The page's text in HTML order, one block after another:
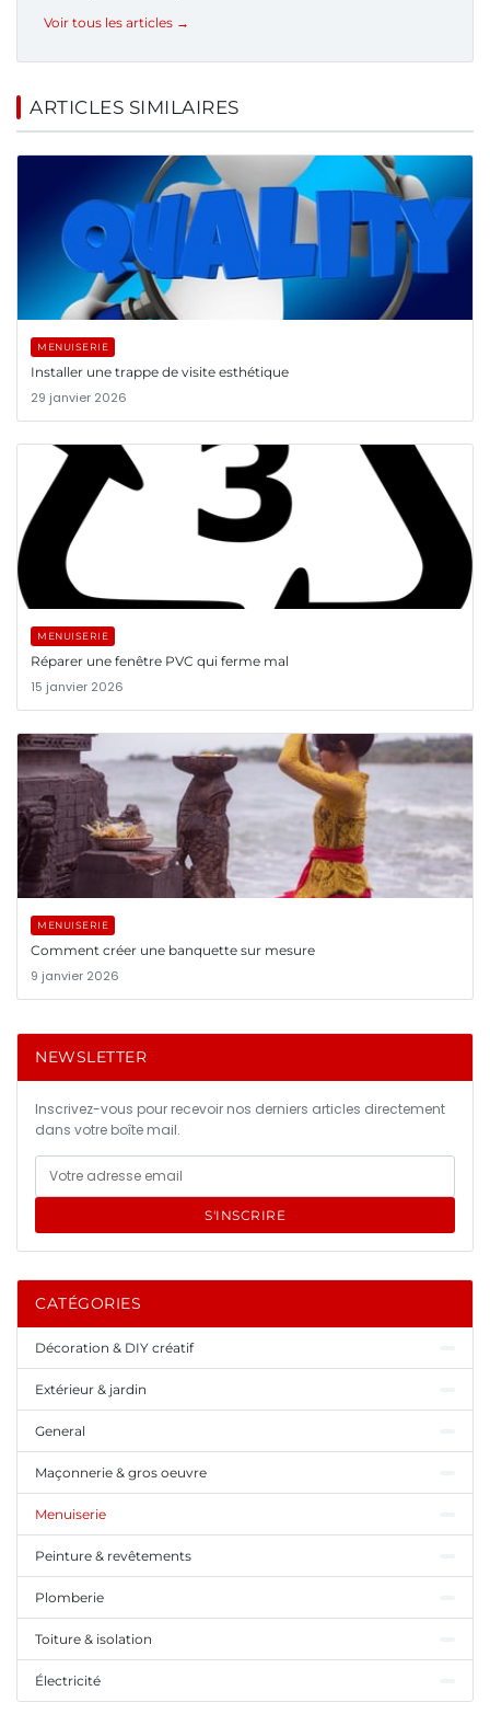
Voir tous les articles →
ARTICLES SIMILAIRES
MENUISERIE
Installer une trappe de visite esthétique
29 janvier 2026
MENUISERIE
Réparer une fenêtre PVC qui ferme mal
15 janvier 2026
MENUISERIE
Comment créer une banquette sur mesure
9 janvier 2026
NEWSLETTER
Inscrivez-vous pour recevoir nos derniers articles directement
dans votre boîte mail.
S'INSCRIRE
CATÉGORIES
Décoration & DIY créatif
Extérieur & jardin
General
Maçonnerie & gros oeuvre
Menuiserie
Peinture & revêtements
Plomberie
Toiture & isolation
Électricité